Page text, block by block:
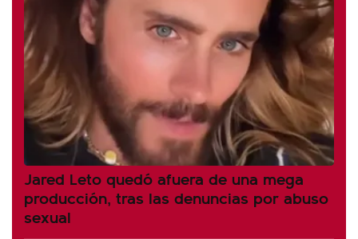
Jared Leto quedó afuera de una mega
producción, tras las denuncias por abuso
sexual